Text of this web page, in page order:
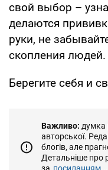
свой выбор –
делаются
руки, не
скопления людей.
Берегите себя и
Важливо: думка
авторської.
блогів, але
Детальніше про